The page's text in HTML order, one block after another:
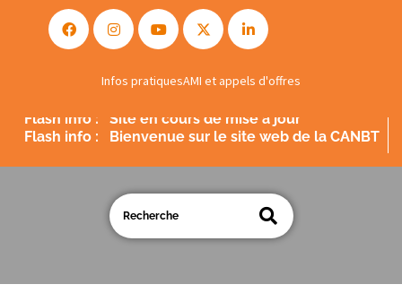
Flash info :
Site en cours de mise à jour
Flash info :
Bienvenue sur le site web de la CANBT
Infos pratiquesAMI et appels d'offres